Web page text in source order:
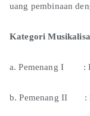
uang pembinaan
Kategori
a. Pemenang I :
b. Pemenang II :